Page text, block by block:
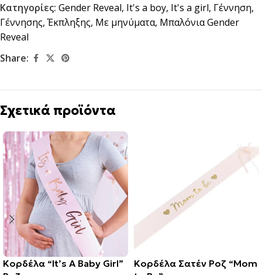
Κατηγορίες: Gender Reveal, It's a boy, It's a girl, Γέννηση,
Γέννησης, Έκπληξης, Με μηνύματα, Μπαλόνια Gender
Reveal
Share:
Σχετικά προϊόντα
Κορδέλα “It’s A Baby Girl”
Κορδέλα Σατέν Ροζ “Mom